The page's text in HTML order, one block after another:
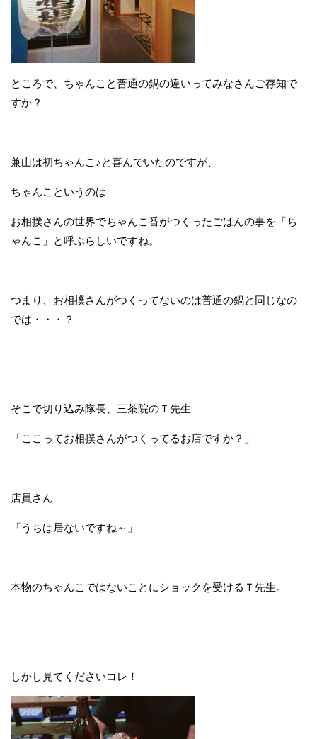
ところで、ちゃんこと普通の鍋の違いってみなさんご存知で
すか？
兼山は初ちゃんこ♪と喜んでいたのですが、
ちゃんこというのは
お相撲さんの世界でちゃんこ番がつくったごはんの事を「ち
ゃんこ」と呼ぶらしいですね。
つまり、お相撲さんがつくってないのは普通の鍋と同じなの
では・・・？
そこで切り込み隊長、三茶院のＴ先生
「ここってお相撲さんがつくってるお店ですか？」
店員さん
「うちは居ないですね～」
本物のちゃんこではないことにショックを受けるＴ先生。
しかし見てくださいコレ！